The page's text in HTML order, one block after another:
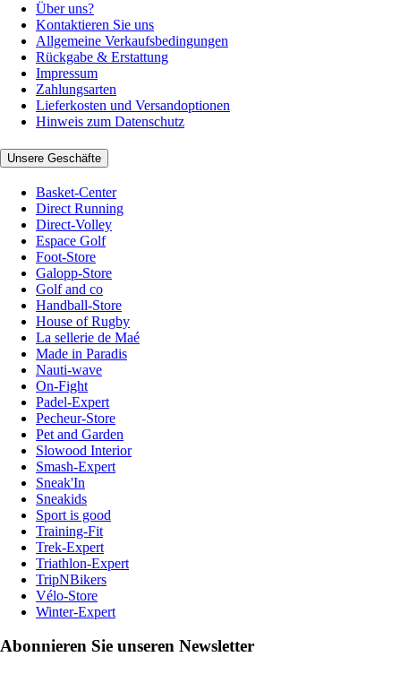
Über uns?
Kontaktieren Sie uns
Allgemeine Verkaufsbedingungen
Rückgabe & Erstattung
Impressum
Zahlungsarten
Lieferkosten und Versandoptionen
Hinweis zum Datenschutz
Unsere Geschäfte
Basket-Center
Direct Running
Direct-Volley
Espace Golf
Foot-Store
Galopp-Store
Golf and co
Handball-Store
House of Rugby
La sellerie de Maé
Made in Paradis
Nauti-wave
On-Fight
Padel-Expert
Pecheur-Store
Pet and Garden
Slowood Interior
Smash-Expert
Sneak'In
Sneakids
Sport is good
Training-Fit
Trek-Expert
Triathlon-Expert
TripNBikers
Vélo-Store
Winter-Expert
Abonnieren Sie unseren Newsletter